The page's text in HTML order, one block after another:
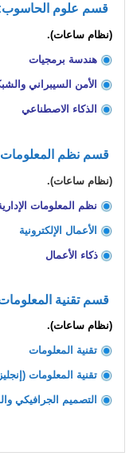
قسم علوم
(نظام ساعات)
.
هندسة برمجيات
الأمن السيبراني
الذكاء الاصطناعي
قسم نظم المعلومات
(نظام ساعات).
نظم المعلومات
الأعمال الإلكترونية
ذكاء الأعمال
قسم تقنية
(نظام ساعات).
تقنية المعلومات
تقنية المعلومات
التصميم الجرافيكي